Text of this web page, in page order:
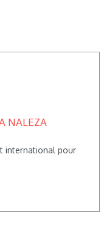
NALEZA
international pour